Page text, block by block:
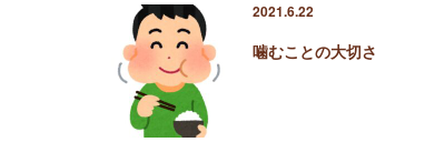
2021.6.22
噛むことの大切さ